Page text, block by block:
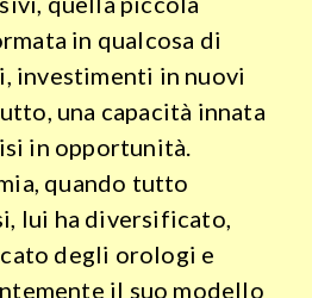
in qualcosa di
investimenti in nuovi
una capacità innata
in opportunità.
quando tutto
lui ha diversificato,
degli orologi e
il suo modello